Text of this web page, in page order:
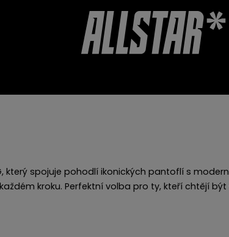
který spojuje pohodlí ikonických pantoflí s
kroku. Perfektní volba pro ty, kteří chtějí